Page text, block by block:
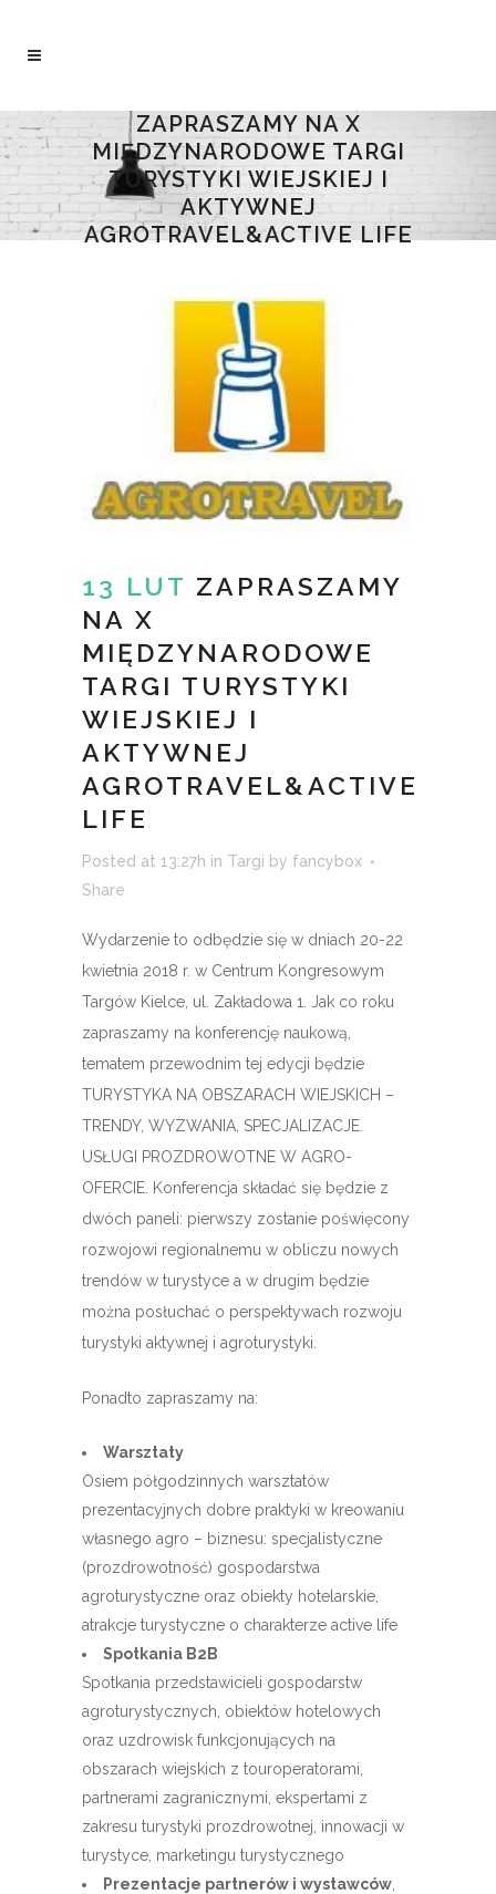
ZAPRASZAMY NA X
MIĘDZYNARODOWE TARGI
TURYSTYKI WIEJSKIEJ I
AKTYWNEJ
AGROTRAVEL&ACTIVE LIFE
13 LUT ZAPRASZAMY
NA X
MIĘDZYNARODOWE
TARGI TURYSTYKI
WIEJSKIEJ I
AKTYWNEJ
AGROTRAVEL&ACTIVE
LIFE
Posted at 13:27h in Targi by fancybox
Share
Wydarzenie to odbędzie się w dniach 20-22
kwietnia 2018 r. w Centrum Kongresowym
Targów Kielce, ul. Zakładowa 1. Jak co roku
zapraszamy na konferencję naukową,
tematem przewodnim tej edycji będzie
TURYSTYKA NA OBSZARACH WIEJSKICH –
TRENDY, WYZWANIA, SPECJALIZACJE.
USŁUGI PROZDROWOTNE W AGRO-
OFERCIE. Konferencja składać się będzie z
dwóch paneli: pierwszy zostanie poświęcony
rozwojowi regionalnemu w obliczu nowych
trendów w turystyce a w drugim będzie
można posłuchać o perspektywach rozwoju
turystyki aktywnej i agroturystyki.
Ponadto zapraszamy na:
Warsztaty
Osiem półgodzinnych warsztatów
prezentacyjnych dobre praktyki w kreowaniu
własnego agro – biznesu: specjalistyczne
(prozdrowotność) gospodarstwa
agroturystyczne oraz obiekty hotelarskie,
atrakcje turystyczne o charakterze active life
Spotkania B2B
Spotkania przedstawicieli gospodarstw
agroturystycznych, obiektów hotelowych
oraz uzdrowisk funkcjonujących na
obszarach wiejskich z touroperatorami,
partnerami zagranicznymi, ekspertami z
zakresu turystyki prozdrowotnej, innowacji w
turystyce, marketingu turystycznego
Prezentacje partnerów i wystawców